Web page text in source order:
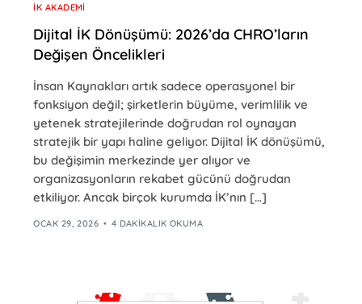
İK AKADEMI
Dijital İK Dönüşümü: 2026’da CHRO’ların
Değişen Öncelikleri
İnsan Kaynakları artık sadece operasyonel bir
fonksiyon değil; şirketlerin büyüme, verimlilik ve
yetenek stratejilerinde doğrudan rol oynayan
stratejik bir yapı haline geliyor. Dijital İK dönüşümü,
bu değişimin merkezinde yer alıyor ve
organizasyonların rekabet gücünü doğrudan
etkiliyor. Ancak birçok kurumda İK’nın […]
OCAK 29, 2026 4 DAKIKALIK OKUMA